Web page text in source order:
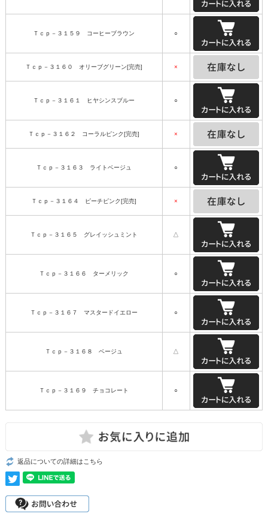
Ｔｃｐ－３１５９ コーヒーブラウン ○
Ｔｃｐ－３１６０ オリーブグリーン[完売] ×
Ｔｃｐ－３１６１ ヒヤシンスブルー ○
Ｔｃｐ－３１６２ コーラルピンク[完売] ×
Ｔｃｐ－３１６３ ライトベージュ ○
Ｔｃｐ－３１６４ ピーチピンク[完売] ×
Ｔｃｐ－３１６５ グレイッシュミント △
Ｔｃｐ－３１６６ ターメリック ○
Ｔｃｐ－３１６７ マスタードイエロー ○
Ｔｃｐ－３１６８ ベージュ △
Ｔｃｐ－３１６９ チョコレート ○
返品についての詳細はこちら